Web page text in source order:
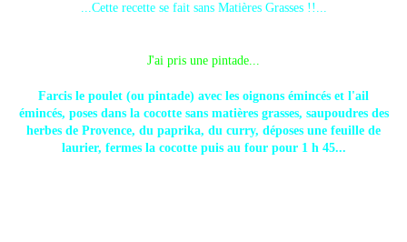
...Cette recette se fait sans Matières Grasses !!...
J'ai pris une pintade...
Farcis le poulet (ou pintade) avec les oignons émincés et l'ail
émincés, poses dans la cocotte sans matières grasses, saupoudres des
herbes de Provence, du paprika, du curry, déposes une feuille de
laurier, fermes la cocotte puis au four pour 1 h 45...